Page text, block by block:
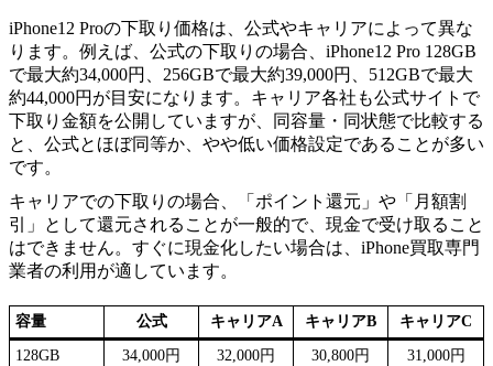
iPhone12 Proの下取り価格は、公式やキャリアによって異な
ります。例えば、公式の下取りの場合、iPhone12 Pro 128GB
で最大約34,000円、256GBで最大約39,000円、512GBで最大
約44,000円が目安になります。キャリア各社も公式サイトで
下取り金額を公開していますが、同容量・同状態で比較する
と、公式とほぼ同等か、やや低い価格設定であることが多い
です。
キャリアでの下取りの場合、「ポイント還元」や「月額割
引」として還元されることが一般的で、現金で受け取ること
はできません。すぐに現金化したい場合は、iPhone買取専門
業者の利用が適しています。
容量 公式 キャリアA キャリアB キャリアC
128GB 34,000円 32,000円 30,800円
31,000円